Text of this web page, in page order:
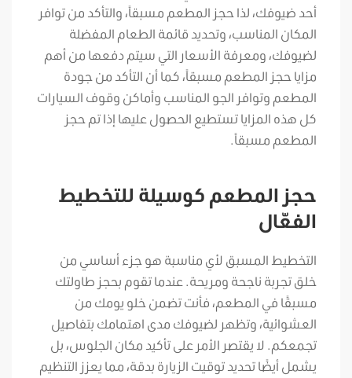
أحد ضيوفك، لذا حجز المطعم مسبقاً، والتأكد من توافر
المكان المناسب، وتحديد قائمة الطعام المفضلة
لضيوفك، ومعرفة الأسعار التي سيتم دفعها من أهم
مزايا حجز المطعم مسبقاً، كما أن التأكد من جودة
المطعم وتوافر الجو المناسب وأماكن وقوف السيارات
كل هذه المزايا تستطيع الحصول عليها إذا تم حجز
المطعم مسبقاً.
حجز المطعم كوسيلة للتخطيط
الفعّال
التخطيط المسبق لأي مناسبة هو جزء أساسي من
خلق تجربة ناجحة ومريحة. عندما تقوم بحجز طاولتك
مسبقًا في المطعم، فأنت تضمن خلو يومك من
العشوائية، وتظهر لضيوفك مدى اهتمامك بتفاصيل
تجمعكم. لا يقتصر الأمر على تأكيد مكان الجلوس، بل
يشمل أيضًا تحديد توقيت الزيارة بدقة، مما يعزز التنظيم